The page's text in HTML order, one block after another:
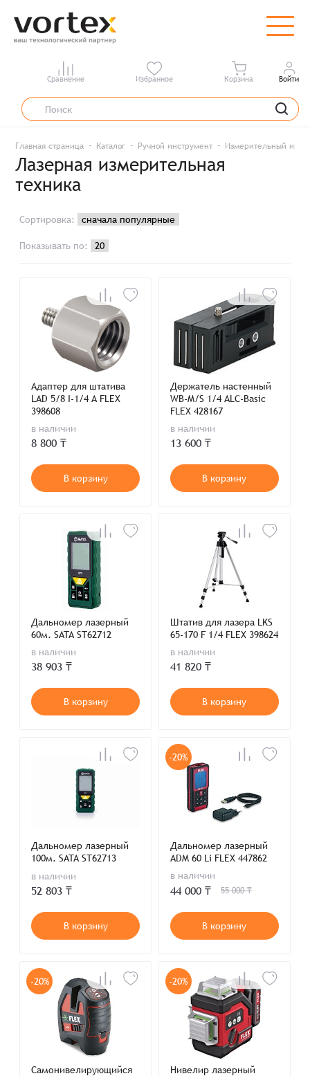
Сравнение Избранное Корзина Войти
Главная страница Каталог Ручной инструмент Измерительный
Лазерная измерительная
техника
Сортировка:
Показывать по:
Адаптер для штатива
LAD 5/8 I-1/4 A FLEX
398608
в наличии
8 800 ₸
В корзину
Держатель настенный
WB-M/S 1/4 ALC-Basic
FLEX 428167
в наличии
13 600 ₸
В корзину
Дальномер лазерный
60м. SATA ST62712
в наличии
38 903 ₸
В корзину
Штатив для лазера LKS
65-170 F 1/4 FLEX 398624
в наличии
41 820 ₸
В корзину
Дальномер лазерный
100м. SATA ST62713
в наличии
52 803 ₸
В корзину
Дальномер лазерный
ADM 60 Li FLEX 447862
в наличии
44 000 ₸ 55 000 ₸
В корзину
-20%
Самонивелирующийся
-20%
Нивелир лазерный
-20%